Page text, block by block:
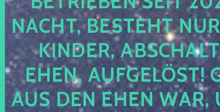
CHT, BESTEHT NUR
NDER,
EN, AUFGELÖST!
S DEN EHEN WAR,